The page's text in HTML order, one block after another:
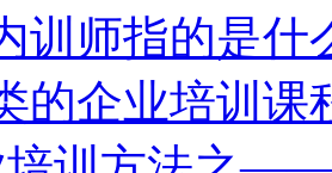
训师指的是什
的企业培训课